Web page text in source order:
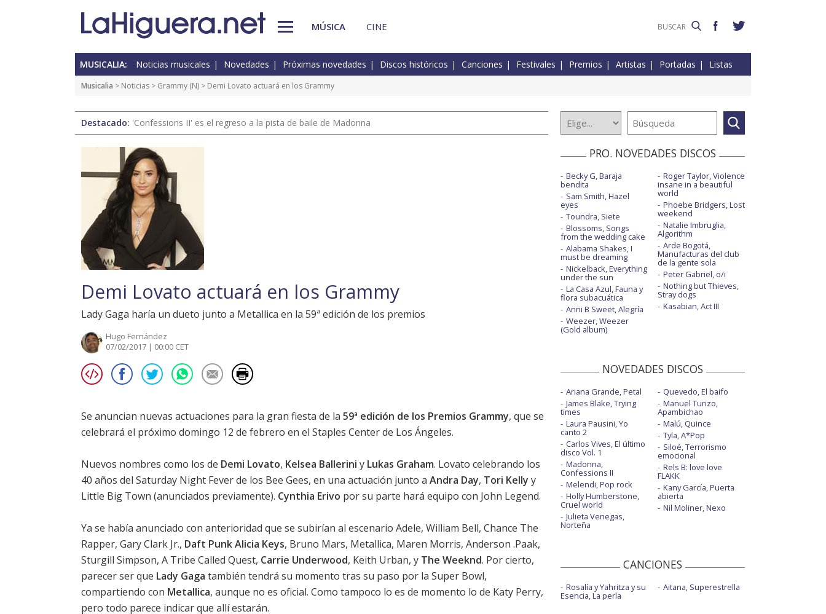
MÚSICA CINE
MUSICALIA: Noticias musicales Novedades Próximas novedades Discos históricos Canciones Festivales Premios Artistas Portadas Listas
Musicalia > Noticias > Grammy (N) > Demi Lovato actuará en los Grammy
Destacado: 'Confessions II' es el regreso a la pista de baile de Madonna
Demi Lovato actuará en los Grammy
Lady Gaga haría un dueto junto a Metallica en la 59ª edición de los premios
Hugo Fernández
07/02/2017 | 00:00 CET
Se anuncian nuevas actuaciones para la gran fiesta de la 59ª edición de los Premios Grammy, que se
celebrará el próximo domingo 12 de febrero en el Staples Center de Los Ángeles.
Nuevos nombres como los de Demi Lovato, Kelsea Ballerini y Lukas Graham. Lovato celebrando los
40 años del Saturday Night Fever de los Bee Gees, en una actuación junto a Andra Day, Tori Kelly y
Little Big Town (anunciados previamente). Cynthia Erivo por su parte hará equipo con John Legend.
Ya se había anunciado con anterioridad que se subirían al escenario Adele, William Bell, Chance The
Rapper, Gary Clark Jr., Daft PunkAlicia Keys, Bruno Mars, Metallica, Maren Morris, Anderson .Paak,
Sturgill Simpson, A Tribe Called Quest, Carrie Underwood, Keith Urban, y The Weeknd. Por cierto,
parecer ser que Lady Gaga también tendrá su momento tras su paso por la Super Bowl,
compartiendo con Metallica, aunque no es oficial. Como tampoco lo es de momento lo de Katy Perry,
pero todo parece indicar que allí estarán.
PRO. NOVEDADES DISCOS
Becky G, Baraja
bendita
Sam Smith, Hazel
eyes
Toundra, Siete
Blossoms, Songs
from the wedding cake
Alabama Shakes, I
must be dreaming
Nickelback, Everything
under the sun
La Casa Azul, Fauna y
flora subacuática
Anni B Sweet, Alegría
Weezer, Weezer
(Gold album)
Roger Taylor, Violence
insane in a beautiful
world
Phoebe Bridgers, Lost
weekend
Natalie Imbruglia,
Algorithm
Arde Bogotá,
Manufacturas del club
de la gente sola
Peter Gabriel, o/i
Nothing but Thieves,
Stray dogs
Kasabian, Act III
NOVEDADES DISCOS
Ariana Grande, Petal
James Blake, Trying
times
Laura Pausini, Yo
canto 2
Carlos Vives, El último
disco Vol. 1
Madonna,
Confessions II
Melendi, Pop rock
Holly Humberstone,
Cruel world
Julieta Venegas,
Norteña
Quevedo, El baifo
Manuel Turizo,
Apambichao
Malú, Quince
Tyla, A*Pop
Siloé, Terrorismo
emocional
Rels B: love love
FLAKK
Kany García, Puerta
abierta
Nil Moliner, Nexo
CANCIONES
Rosalía y Yahritza y su
Esencia, La perla
Aitana, Superestrella